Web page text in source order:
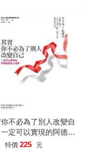
的勇氣。
。不說出口的話，或
確定的一點是，如果
疑的人，為了具備勇
自己。那麼，為了擁
去做？
情況而受傷的人，或
只談有勝算的戀愛」
全不同的方式對愛情
不必為了別人改變自
定可以實現的阿德勒
理學
特價 225 元